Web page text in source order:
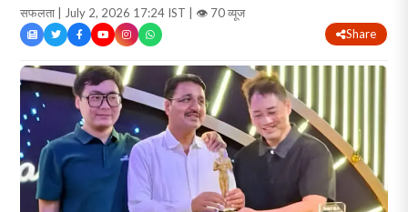
सफलता | July 2, 2026 17:24 IST | 👁 70 व्यूज
Share